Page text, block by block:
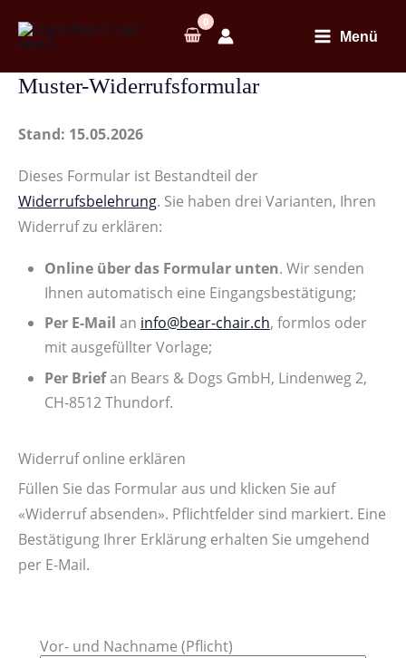
Inhalt
springen
Menü
Muster-Widerrufsformular
Stand: 15.05.2026
Dieses Formular ist Bestandteil der
Widerrufsbelehrung. Sie haben drei Varianten, Ihren
Widerruf zu erklären:
Online über das Formular unten. Wir senden
Ihnen automatisch eine Eingangsbestätigung;
Per E-Mail an info@bear-chair.ch, formlos oder
mit ausgefüllter Vorlage;
Per Briefan Bears & Dogs GmbH, Lindenweg 2,
CH-8512 Thundorf.
Widerruf online erklären
Füllen Sie das Formular aus und klicken Sie auf
«Widerruf absenden». Pflichtfelder sind markiert. Eine
Bestätigung Ihrer Erklärung erhalten Sie umgehend
per E-Mail.
Vor- und Nachname (Pflicht)